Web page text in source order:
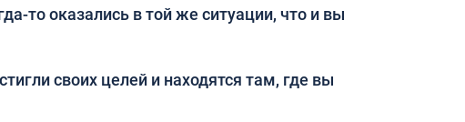
то оказались в той же ситуации, что и вы
своих целей и находятся там, где вы